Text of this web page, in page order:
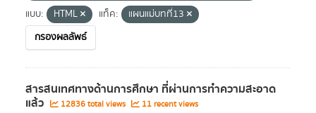
แบบ:
HTML แท็ค:
แผนแม่บทที่13
กรองผลลัพธ์
สารสนเทศทางด้านการศึกษา ที่ผ่านการทำความสะอาด
แล้ว 12836 total views 11 recent views